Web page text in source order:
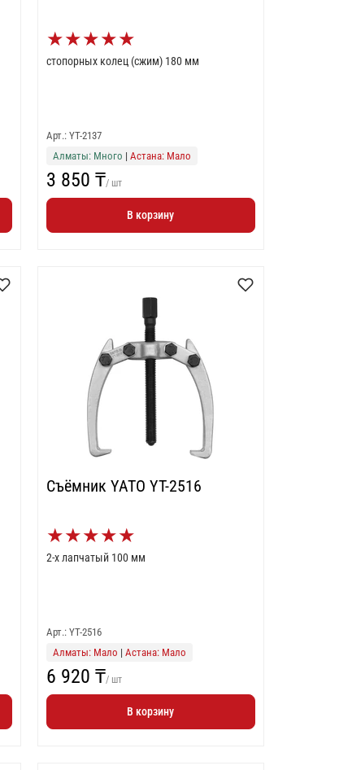
★★★★★
стопорных колец (сжим) 180 мм
Арт.: YT-2137
Алматы: Много | Астана: Мало
3 850 ₸/ шт
В корзину
Съёмник YATO YT-2516
★★★★★
2-х лапчатый 100 мм
Арт.: YT-2516
Алматы: Мало | Астана: Мало
6 920 ₸/ шт
В корзину